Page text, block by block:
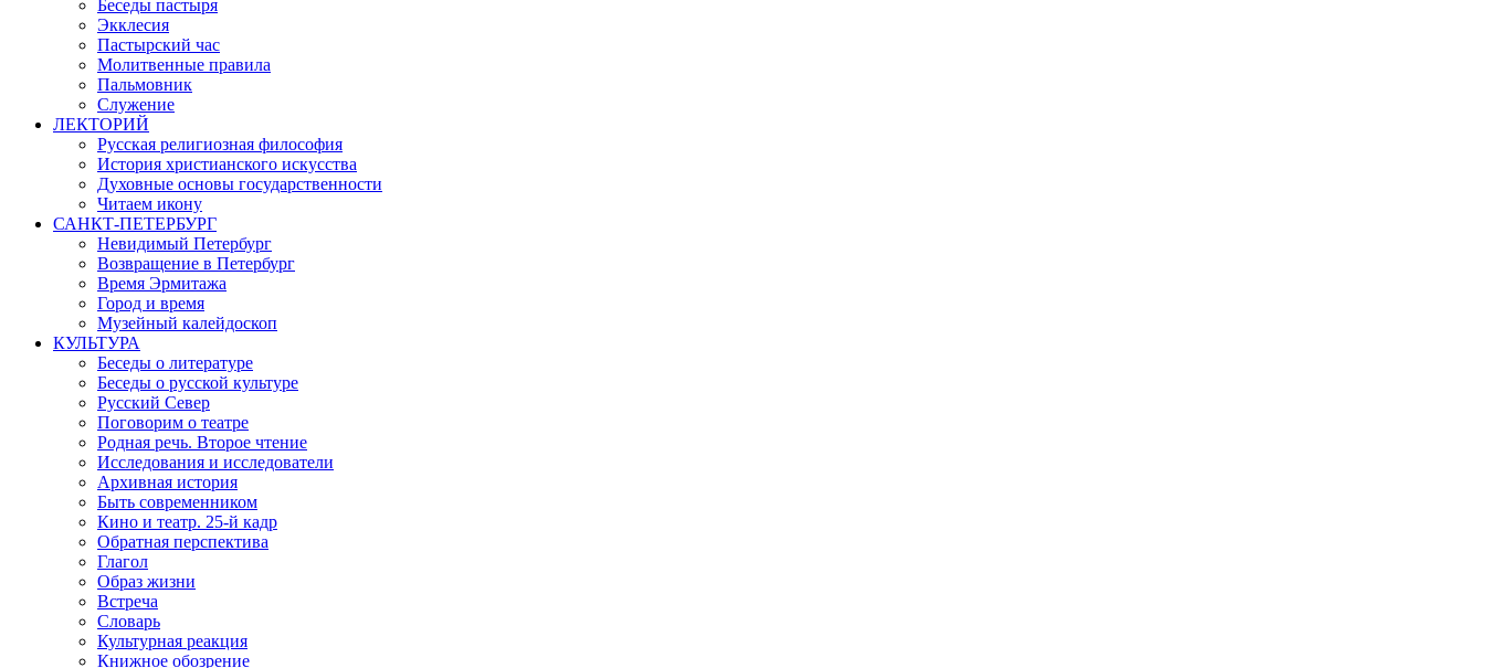
Беседы пастыря
Экклесия
Пастырский час
Молитвенные правила
Пальмовник
Служение
ЛЕКТОРИЙ
Русская религиозная философия
История христианского искусства
Духовные основы государственности
Читаем икону
САНКТ-ПЕТЕРБУРГ
Невидимый Петербург
Возвращение в Петербург
Время Эрмитажа
Город и время
Музейный калейдоскоп
КУЛЬТУРА
Беседы о литературе
Беседы о русской культуре
Русский Север
Поговорим о театре
Родная речь. Второе чтение
Исследования и исследователи
Архивная история
Быть современником
Кино и театр. 25-й кадр
Обратная перспектива
Глагол
Образ жизни
Встреча
Словарь
Культурная реакция
Книжное обозрение